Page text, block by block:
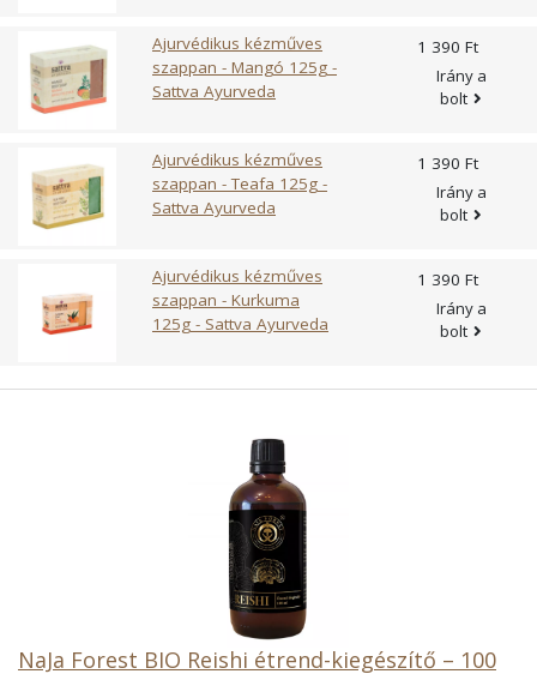
Ajurvédikus kézműves
szappan - Mangó 125g -
Sattva Ayurveda
1 390 Ft
Irány a
bolt
Ajurvédikus kézműves
szappan - Teafa 125g -
Sattva Ayurveda
1 390 Ft
Irány a
bolt
Ajurvédikus kézműves
szappan - Kurkuma
125g - Sattva Ayurveda
1 390 Ft
Irány a
bolt
NaJa Forest BIO Reishi étrend-kiegészítő – 100